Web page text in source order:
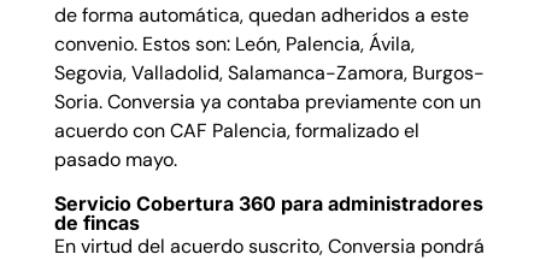
de forma automática, quedan adheridos a este
convenio. Estos son: León, Palencia, Ávila,
Segovia, Valladolid, Salamanca-Zamora, Burgos-
Soria. Conversia ya contaba previamente con un
acuerdo con CAF Palencia, formalizado el
pasado mayo.
Servicio Cobertura 360 para administradores
de fincas
En virtud del acuerdo suscrito, Conversia pondrá